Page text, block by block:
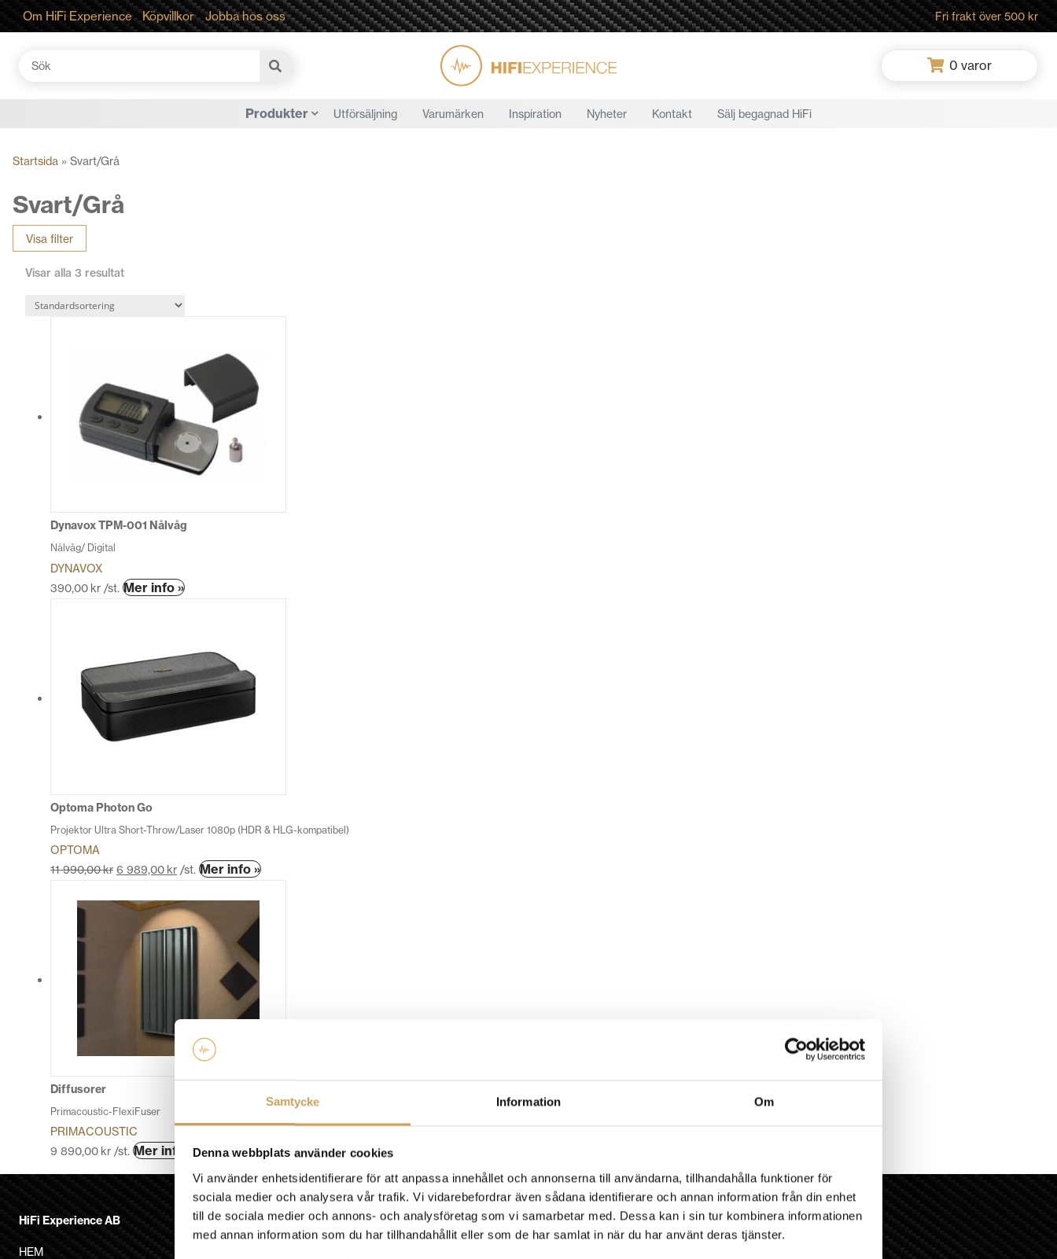
Samtycke Information Om
Denna webbplats använder cookies
Vi använder enhetsidentifierare för att anpassa innehållet och annonserna till användarna, tillhandahålla funktioner för
sociala medier och analysera vår trafik. Vi vidarebefordrar även sådana identifierare och annan information från din enhet
till de sociala medier och annons- och analysföretag som vi samarbetar med. Dessa kan i sin tur kombinera informationen
med annan information som du har tillhandahållit eller som de har samlat in när du har använt deras tjänster.
Om HiFi Experience Köpvillkor Jobba hos oss Fri frakt över 500 kr
Sök
0 varor
Produkter Utförsäljning Varumärken Inspiration Nyheter Kontakt Sälj begagnad HiFi
Startsida » Svart/Grå
Svart/Grå
Visa filter
Visar alla 3 resultat
Dynavox TPM-001 Nålvåg
Nålvåg/ Digital
DYNAVOX
390,00 kr /st. Mer info »Den
flera
varianter.
De
alternativen
Optoma Photon Go
Projektor Ultra Short-Throw/Laser 1080p (HDR & HLG-kompatibel)
OPTOMA
11 990,00kr 6 989,00 kr /st. Mer info »Den
produktsidan
Diffusorer
Primacoustic-FlexiFuser
PRIMACOUSTIC
9 890,00 kr /st. Mer info »Den
produkten
har
flera
varianter.
HiFi Experience AB
HEM